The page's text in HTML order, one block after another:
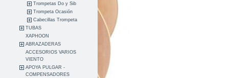
Trompetas Do y Sib
Trompeta Ocasión
Cabecillas Trompeta
TUBAS
XAPHOON
ABRAZADERAS
ACCESORIOS VARIOS
VIENTO
APOYA PULGAR -
COMPENSADORES